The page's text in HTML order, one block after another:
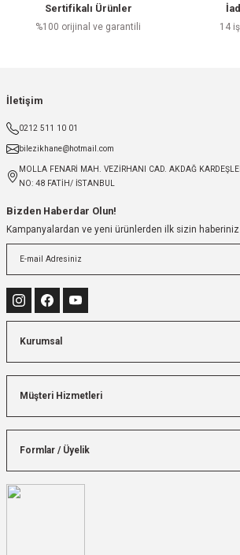
Sertifikalı Ürünler
%100 orijinal ve garantili 14
İletişim
0212 511 10 01
bilezikhane@hotmail.com
MOLLA FENARİ MAH. VEZİRHANI CAD. AKDAĞ
NO: 48 FATİH/ İSTANBUL
Bizden Haberdar Olun!
Kampanyalardan ve yeni ürünlerden ilk sizin
Kurumsal
Müşteri Hizmetleri
Formlar / Üyelik